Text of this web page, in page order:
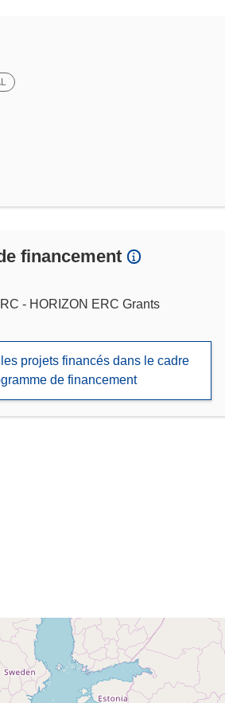
financement
- HORIZON ERC Grants
projets financés dans le cadre
de financement